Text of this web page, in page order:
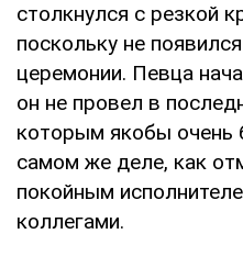
столкнулся с резкой
поскольку не
церемонии. Певца
он не провел в
которым якобы очень
самом же деле, как
покойным
коллегами.